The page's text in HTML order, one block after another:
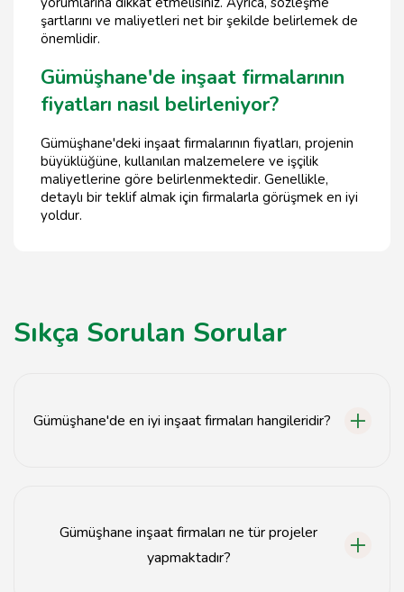
şartlarını ve maliyetleri net bir şekilde belirlemek de
önemlidir.
Gümüşhane'de inşaat firmalarının
fiyatları nasıl belirleniyor?
Gümüşhane'deki inşaat firmalarının fiyatları, projenin
büyüklüğüne, kullanılan malzemelere ve işçilik
maliyetlerine göre belirlenmektedir. Genellikle,
detaylı bir teklif almak için firmalarla görüşmek en iyi
yoldur.
Sıkça Sorulan Sorular
Gümüşhane'de en iyi inşaat firmaları hangileridir?
Gümüşhane inşaat firmaları ne tür projeler
yapmaktadır?